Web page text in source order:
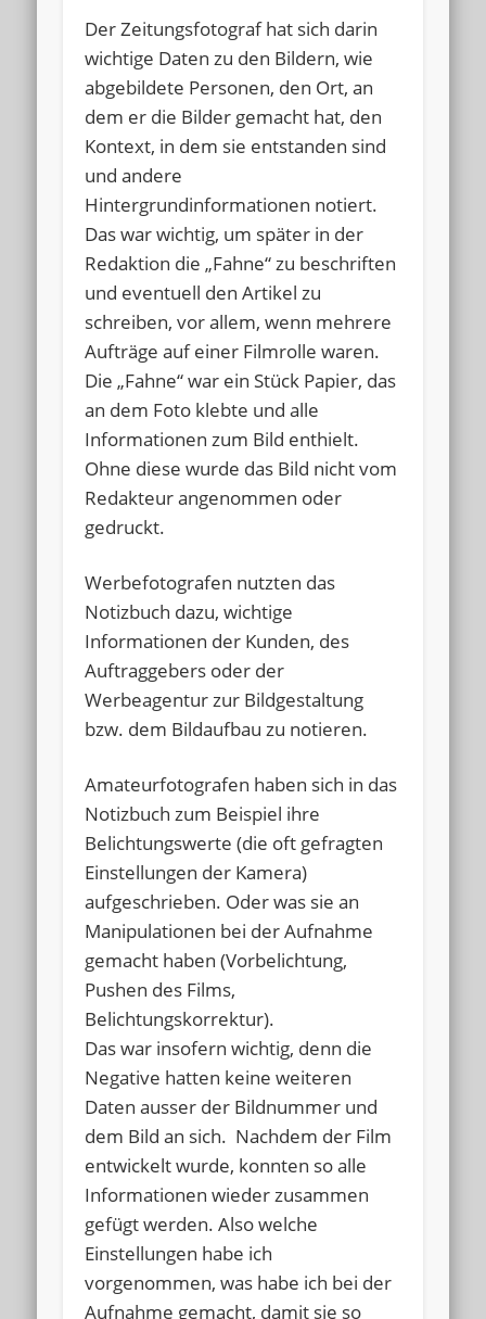
Der Zeitungsfotograf hat sich darin
wichtige Daten zu den Bildern, wie
abgebildete Personen, den Ort, an
dem er die Bilder gemacht hat, den
Kontext, in dem sie entstanden sind
und andere
Hintergrundinformationen notiert.
Das war wichtig, um später in der
Redaktion die „Fahne“ zu beschriften
und eventuell den Artikel zu
schreiben, vor allem, wenn mehrere
Aufträge auf einer Filmrolle waren.
Die „Fahne“ war ein Stück Papier, das
an dem Foto klebte und alle
Informationen zum Bild enthielt.
Ohne diese wurde das Bild nicht vom
Redakteur angenommen oder
gedruckt.
Werbefotografen nutzten das
Notizbuch dazu, wichtige
Informationen der Kunden, des
Auftraggebers oder der
Werbeagentur zur Bildgestaltung
bzw. dem Bildaufbau zu notieren.
Amateurfotografen haben sich in das
Notizbuch zum Beispiel ihre
Belichtungswerte (die oft gefragten
Einstellungen der Kamera)
aufgeschrieben. Oder was sie an
Manipulationen bei der Aufnahme
gemacht haben (Vorbelichtung,
Pushen des Films,
Belichtungskorrektur).
Das war insofern wichtig, denn die
Negative hatten keine weiteren
Daten ausser der Bildnummer und
dem Bild an sich. Nachdem der Film
entwickelt wurde, konnten so alle
Informationen wieder zusammen
gefügt werden. Also welche
Einstellungen habe ich
vorgenommen, was habe ich bei der
Aufnahme gemacht, damit sie so